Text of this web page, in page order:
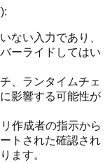
ない入力であり、
ーライドしてはい
、ランタイムチェ
影響する可能性が
作成者の指示から
トされた確認され
ます。